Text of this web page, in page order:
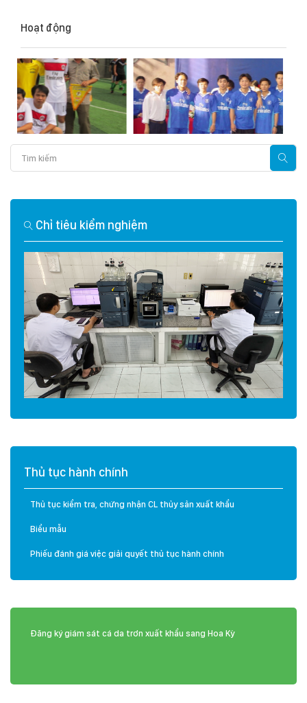
Hoạt động
Chỉ tiêu kiểm nghiệm
Thủ tục hành chính
Thủ tục kiểm tra, chứng nhận CL thủy sản xuất khẩu
Biểu mẫu
Phiếu đánh giá việc giải quyết thủ tục hành chính
Đăng ký giám sát cá da trơn xuất khẩu sang Hoa Kỳ